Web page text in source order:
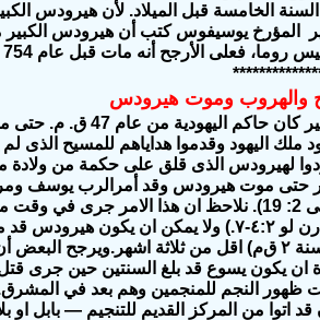
والهروب وموت هيرودس
لهيرودس الذى قلق على حكمة من
حتى موت هيرودس وقد أمرالرب يوسف
هيرودس" (متى 2: 19). نلاحظ ان هذا الامر
ان يكون يسوع قد بلغ السنتين حين جرى
اتوا من المركز القديم للتنجيم —‏ بابل او